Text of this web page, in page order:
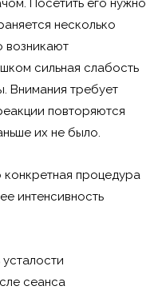
Посетить его нужно
несколько
возникают
сильная слабость
Внимания требует
повторяются
их не было.
процедура
интенсивность
сеанса